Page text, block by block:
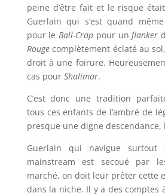
peine d’être fait et le risque
Guerlain qui s’est quand
pour le Ball-Crap pour unflanker
Rougecomplètement éclaté au
droit à une foirure.
cas pour Shalimar.
C’est donc une tradition
tous ces enfants de l’ambré de
presque une digne descendance,
Guerlain qui navigue
mainstream est secoué par
marché, on doit leur prêter cette
dans la niche. Il y a des comptes